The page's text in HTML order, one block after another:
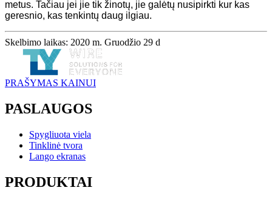
metus. Tačiau jei jie tik žinotų, jie galėtų nusipirkti kur kas
geresnio, kas tenkintų daug ilgiau.
Skelbimo laikas: 2020 m. Gruodžio 29 d
PRAŠYMAS KAINUI
PASLAUGOS
Spygliuota viela
Tinklinė tvora
Lango ekranas
PRODUKTAI